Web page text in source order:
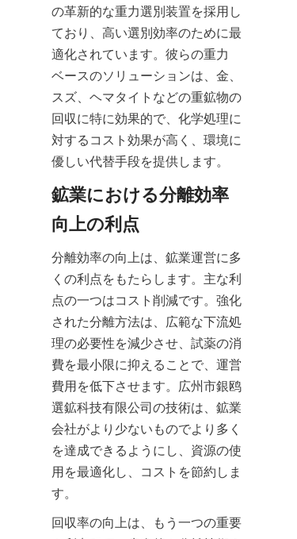
の革新的な重力選別装置を採用し
ており、高い選別効率のために最
適化されています。彼らの重力
ベースのソリューションは、金、
スズ、ヘマタイトなどの重鉱物の
回収に特に効果的で、化学処理に
対するコスト効果が高く、環境に
優しい代替手段を提供します。
鉱業における分離効率
向上の利点
分離効率の向上は、鉱業運営に多
くの利点をもたらします。主な利
点の一つはコスト削減です。強化
された分離方法は、広範な下流処
理の必要性を減少させ、試薬の消
費を最小限に抑えることで、運営
費用を低下させます。広州市銀鸥
選鉱科技有限公司の技術は、鉱業
会社がより少ないものでより多く
を達成できるようにし、資源の使
用を最適化し、コストを節約しま
す。
回収率の向上は、もう一つの重要